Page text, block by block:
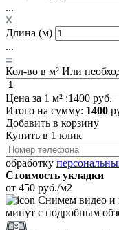
...
Длина (м)
...
Кол-во в м² Или
Цена за 1 м² :1400 руб.
Итого на сумму: 1400
Добавить в корзину
Купить в 1 клик
обработку
Стоимость укладки
от 450 руб./м2
Снимем видео и
минут с подробным